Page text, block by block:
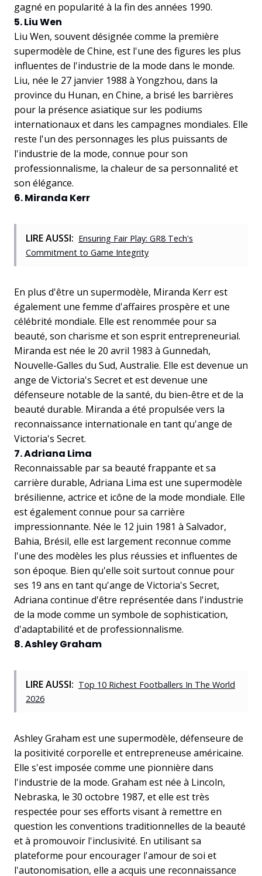
gagné en popularité à la fin des années 1990.
5. Liu Wen
Liu Wen, souvent désignée comme la première
supermodèle de Chine, est l'une des figures les plus
influentes de l'industrie de la mode dans le monde.
Liu, née le 27 janvier 1988 à Yongzhou, dans la
province du Hunan, en Chine, a brisé les barrières
pour la présence asiatique sur les podiums
internationaux et dans les campagnes mondiales. Elle
reste l'un des personnages les plus puissants de
l'industrie de la mode, connue pour son
professionnalisme, la chaleur de sa personnalité et
son élégance.
6. Miranda Kerr
LIRE AUSSI: Ensuring Fair Play: GR8 Tech's
Commitment to Game Integrity
En plus d'être un supermodèle, Miranda Kerr est
également une femme d'affaires prospère et une
célébrité mondiale. Elle est renommée pour sa
beauté, son charisme et son esprit entrepreneurial.
Miranda est née le 20 avril 1983 à Gunnedah,
Nouvelle-Galles du Sud, Australie. Elle est devenue un
ange de Victoria's Secret et est devenue une
défenseure notable de la santé, du bien-être et de la
beauté durable. Miranda a été propulsée vers la
reconnaissance internationale en tant qu'ange de
Victoria's Secret.
7. Adriana Lima
Reconnaissable par sa beauté frappante et sa
carrière durable, Adriana Lima est une supermodèle
brésilienne, actrice et icône de la mode mondiale. Elle
est également connue pour sa carrière
impressionnante. Née le 12 juin 1981 à Salvador,
Bahia, Brésil, elle est largement reconnue comme
l'une des modèles les plus réussies et influentes de
son époque. Bien qu'elle soit surtout connue pour
ses 19 ans en tant qu'ange de Victoria's Secret,
Adriana continue d'être représentée dans l'industrie
de la mode comme un symbole de sophistication,
d'adaptabilité et de professionnalisme.
8. Ashley Graham
LIRE AUSSI: Top 10 Richest Footballers In The World
2026
Ashley Graham est une supermodèle, défenseure de
la positivité corporelle et entrepreneuse américaine.
Elle s'est imposée comme une pionnière dans
l'industrie de la mode. Graham est née à Lincoln,
Nebraska, le 30 octobre 1987, et elle est très
respectée pour ses efforts visant à remettre en
question les conventions traditionnelles de la beauté
et à promouvoir l'inclusivité. En utilisant sa
plateforme pour encourager l'amour de soi et
l'autonomisation, elle a acquis une reconnaissance